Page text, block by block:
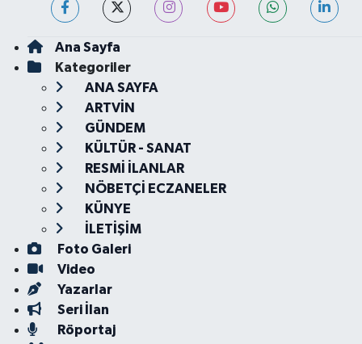
Ana Sayfa
Kategoriler
ANA SAYFA
ARTVİN
GÜNDEM
KÜLTÜR - SANAT
RESMİ İLANLAR
NÖBETÇİ ECZANELER
KÜNYE
İLETİŞİM
Foto Galeri
Video
Yazarlar
Seri İlan
Röportaj